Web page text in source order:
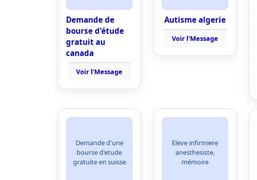
Demande de
bourse d'étude
gratuit au
canada
Voir l'Message
Autisme algerie
Voir l'Message
Demande d'une
bourse d'etude
gratuite en suisse
Eleve infirmiere
anesthesiste,
mémoire